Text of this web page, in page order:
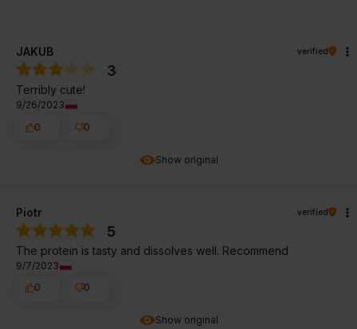
Show original
JAKUB verified
3
Terribly cute!
9/26/2023
0
0
Show original
Piotr verified
5
The protein is tasty and dissolves well. Recommend
9/7/2023
0
0